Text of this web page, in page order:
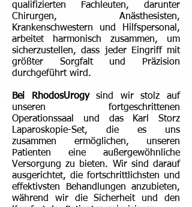
qualifizierten Fachleuten, darunter
Chirurgen, Anästhesisten,
Krankenschwestern und Hilfspersonal,
arbeitet harmonisch zusammen, um
sicherzustellen, dass jeder Eingriff mit
größter Sorgfalt und Präzision
durchgeführt wird.
Bei RhodosUrogysind wir stolz auf
unseren fortgeschrittenen
Operationssaal und das Karl Storz
Laparoskopie-Set, die es uns
zusammen ermöglichen, unseren
Patienten eine außergewöhnliche
Versorgung zu bieten. Wir sind darauf
ausgerichtet, die fortschrittlichsten und
effektivsten Behandlungen anzubieten,
während wir die Sicherheit und den